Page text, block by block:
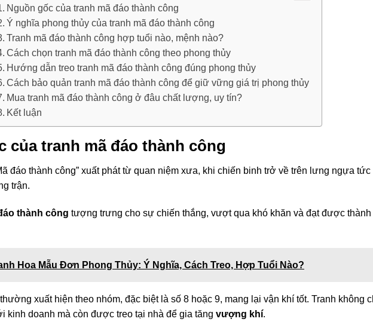
Nguồn gốc của tranh mã đáo thành công
Ý nghĩa phong thủy của tranh mã đáo thành công
Tranh mã đáo thành công hợp tuổi nào, mệnh nào?
Cách chọn tranh mã đáo thành công theo phong thủy
Hướng dẫn treo tranh mã đáo thành công đúng phong thủy
Cách bảo quản tranh mã đáo thành công để giữ vững giá trị phong thủy
Mua tranh mã đáo thành công ở đâu chất lượng, uy tín?
Kết luận
của tranh mã đáo thành công
đáo thành công” xuất phát từ quan niệm xưa, khi chiến binh trở về trên lưng ngựa tức
trận.
thành công tượng trưng cho sự chiến thắng, vượt qua khó khăn và đạt được thành
Hoa Mẫu Đơn Phong Thủy: Ý Nghĩa, Cách Treo, Hợp Tuổi Nào?
xuất hiện theo nhóm, đặc biệt là số 8 hoặc 9, mang lại vận khí tốt. Tranh không
kinh doanh mà còn được treo tại nhà để gia tăng vượng khí.